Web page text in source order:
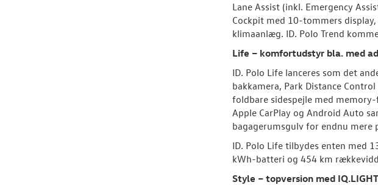
Lane Assist (inkl. Emergency
Cockpit med 10-tommers
klimaanlæg. ID. Polo Trend
Life – komfortudstyr bla. med
ID. Polo Life lanceres som det
bakkamera, Park Distance
foldbare sidespejle med
Apple CarPlay og Android Auto
bagagerumsgulv for endnu mere
ID. Polo Life tilbydes enten med
kWh-batteri og 454 km
Style – topversion med